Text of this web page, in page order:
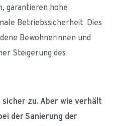
garantieren hohe
Betriebssicherheit. Dies
Bewohnerinnen und
Steigerung des
zu. Aber wie verhält
der Sanierung der